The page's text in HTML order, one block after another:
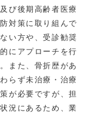
び後期高齢者医療
対策に取り組んで
い方や、受診勧奨
にアプローチを行
また、骨折歴があ
らず未治療・治療
が必要ですが、担
況にあるため、業